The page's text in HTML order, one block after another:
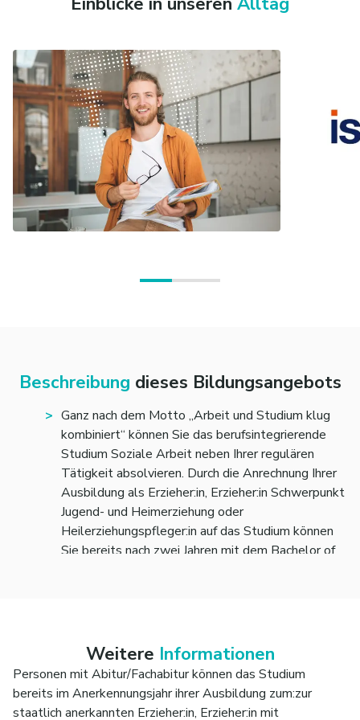
Beschreibung dieses Bildungsangebots
Ganz nach dem Motto „Arbeit und Studium klug
kombiniert“ können Sie das berufsintegrierende
Studium Soziale Arbeit neben Ihrer regulären
Tätigkeit absolvieren. Durch die Anrechnung Ihrer
Ausbildung als Erzieher:in, Erzieher:in Schwerpunkt
Jugend- und Heimerziehung oder
Heilerziehungspfleger:in auf das Studium können
Sie bereits nach zwei Jahren mit dem Bachelor of
Semester = 4 Blockwochen bzw. 18–20
Tage
Semester = 2 Blockwochen bzw. 9–10
Tage
Weitere Informationen
Personen mit Abitur/Fachabitur können das Studium
bereits im Anerkennungsjahr ihrer Ausbildung zum:zur
staatlich anerkannten Erzieher:in, Erzieher:in mit